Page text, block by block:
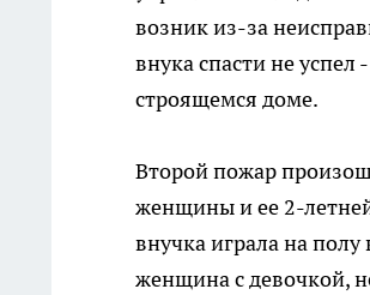
возник из-за
внука спасти не
строящемся доме.
Второй пожар
женщины и ее 2-
внучка играла на
женщина с девочкой,